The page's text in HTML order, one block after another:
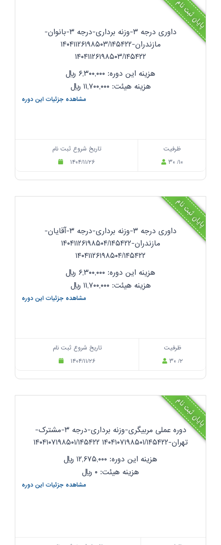
پایان ثبت نام
داوری درجه ۳-وزنه برداری-درجه ۳-بانوان-
مازندران-۱۴۰۴۱۱۲۶۱۹۸۵۰۳/۱۴۵۴۲۲
۱۴۰۴۱۱۲۶۱۹۸۵۰۳/۱۴۵۴۲۲
هزینه این دوره: ۶,۳۰۰,۰۰۰
ریال
هزینه هیئت: ۱۱,۷۰۰,۰۰۰
ریال
مشاهده جزئیات این دوره
تاریخ شروع ثبت نام
۱۴۰۴/۱۱/۲۶
ظرفیت
۳۰ /۱۰
پایان ثبت نام
داوری درجه ۳-وزنه برداری-درجه ۳-آقایان-
مازندران-۱۴۰۴۱۱۲۶۱۹۸۵۰۴/۱۴۵۴۲۲
۱۴۰۴۱۱۲۶۱۹۸۵۰۴/۱۴۵۴۲۲
هزینه این دوره: ۶,۳۰۰,۰۰۰
ریال
هزینه هیئت: ۱۱,۷۰۰,۰۰۰
ریال
مشاهده جزئیات این دوره
تاریخ شروع ثبت نام
۱۴۰۴/۱۱/۲۶
ظرفیت
۳۰ /۲
پایان ثبت نام
دوره عملی مربیگری-وزنه برداری-درجه ۳-مشترک-
تهران-۱۴۰۴۱۰۷۱۹۸۵۰۱/۱۴۵۴۲۲ ۱۴۰۴۱۰۷۱۹۸۵۰۱/۱۴۵۴۲۲
هزینه این دوره: ۱۲,۶۷۵,۰۰۰
ریال
هزینه هیئت: ۰
ریال
مشاهده جزئیات این دوره